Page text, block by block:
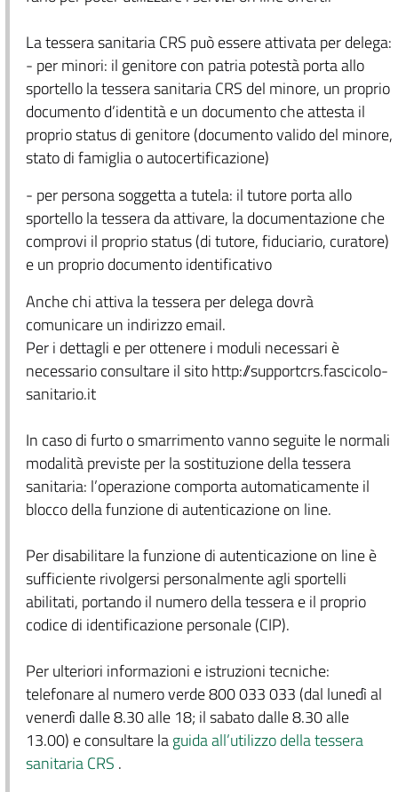
La tessera sanitaria CRS può essere attivata per delega:
- per minori: il genitore con patria potestà porta allo
sportello la tessera sanitaria CRS del minore, un proprio
documento d’identità e un documento che attesta il
proprio status di genitore (documento valido del minore,
stato di famiglia o autocertificazione)
- per persona soggetta a tutela: il tutore porta allo
sportello la tessera da attivare, la documentazione che
comprovi il proprio status (di tutore, fiduciario, curatore)
e un proprio documento identificativo
Anche chi attiva la tessera per delega dovrà
comunicare un indirizzo email.
Per i dettagli e per ottenere i moduli necessari è
necessario consultare il sito http://supportcrs.fascicolo-
sanitario.it
In caso di furto o smarrimento vanno seguite le normali
modalità previste per la sostituzione della tessera
sanitaria: l’operazione comporta automaticamente il
blocco della funzione di autenticazione on line.
Per disabilitare la funzione di autenticazione on line è
sufficiente rivolgersi personalmente agli sportelli
abilitati, portando il numero della tessera e il proprio
codice di identificazione personale (CIP).
Per ulteriori informazioni e istruzioni tecniche:
telefonare al numero verde 800 033 033 (dal lunedì al
venerdì dalle 8.30 alle 18; il sabato dalle 8.30 alle
13.00) e consultare laguida all’utilizzo della tessera
sanitaria CRS .